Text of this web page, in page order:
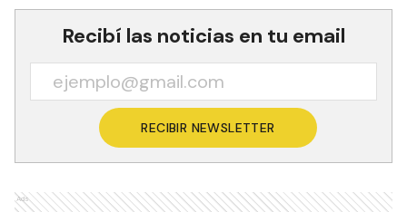
Recibí las noticias en tu email
RECIBIR NEWSLETTER
Ads